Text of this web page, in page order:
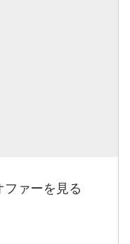
ファーを見る